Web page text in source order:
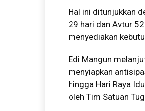
Hal ini ditunjukkan
29 hari dan Avtur
menyediakan
Edi Mangun
menyiapkan
hingga Hari Raya
oleh Tim Satuan